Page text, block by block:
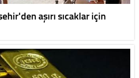
aşırı sıcaklar için